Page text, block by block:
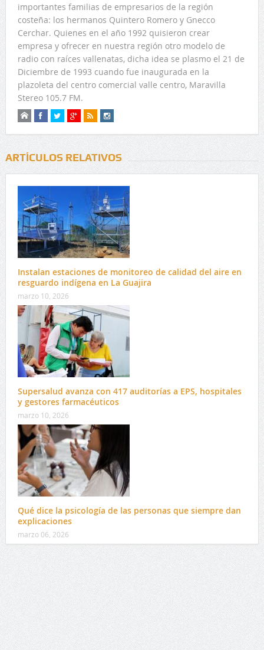
importantes familias de empresarios de la región
costeña: los hermanos Quintero Romero y Gnecco
Cerchar. Quienes en el año 1992 quisieron crear
empresa y ofrecer en nuestra región otro modelo de
radio con raíces vallenatas, dicha idea se plasmo el 21 de
Diciembre de 1993 cuando fue inaugurada en la
plazoleta del centro comercial valle centro, Maravilla
Stereo 105.7 FM.
ARTÍCULOS RELATIVOS
Instalan estaciones de monitoreo de calidad del aire en
resguardo indígena en La Guajira
marzo 10, 2026
Supersalud avanza con 417 auditorías a EPS, hospitales
y gestores farmacéuticos
marzo 10, 2026
Qué dice la psicología de las personas que siempre dan
explicaciones
marzo 06, 2026